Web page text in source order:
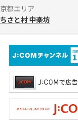
京都エリア
ちさと村 中楽坊